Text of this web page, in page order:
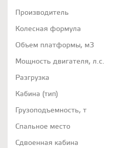
Производитель
Колесная формула
Объем платформы, м3
Мощность двигателя, л.с.
Разгрузка
Кабина (тип)
Грузоподъемность, т
Спальное место
Сдвоенная кабина